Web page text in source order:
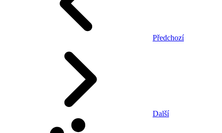
Předchozí
Další